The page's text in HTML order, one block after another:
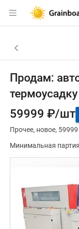
Раздел
Навигация и
Назад к списку
Продам:
59999 ₽/шт
Прочее новое 59999
Минимальная